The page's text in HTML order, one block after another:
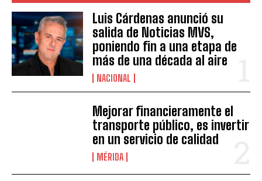
Luis Cárdenas anunció su
salida de Noticias MVS,
poniendo fin a una etapa de
más de una década al aire
NACIONAL
Mejorar financieramente el
transporte público, es invertir
en un servicio de calidad
MÉRIDA